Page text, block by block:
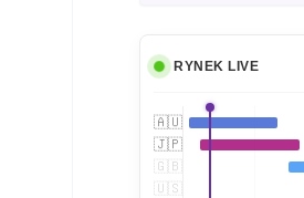
a
RYNEK LIVE
🇦🇺
🇯🇵
🇬🇧
🇺🇸